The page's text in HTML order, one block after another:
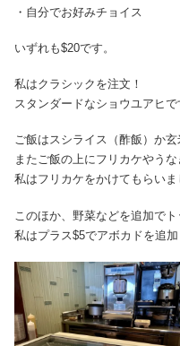
・自分でお好みチョイス
いずれも$20です。
私はクラシックを注文！
スタンダードなショウユアヒで
ご飯はスシライス（酢飯）か玄
またご飯の上にフリカケやう
私はフリカケをかけてもらいま
このほか、野菜などを追加でト
私はプラス$5でアボカドを追加